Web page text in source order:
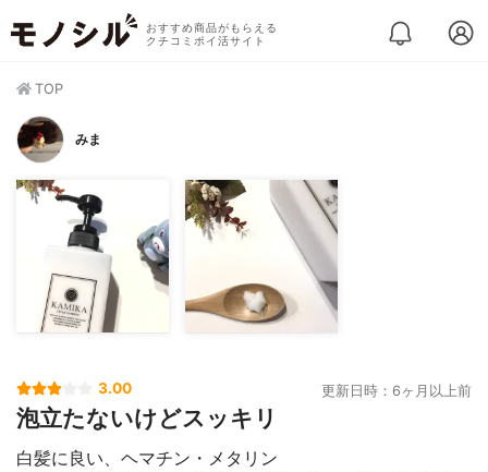
おすすめ商品がもらえる
クチコミポイ活サイト
TOP
みま
3.00 更新日時：6ヶ月以上前
泡立たないけどスッキリ
白髪に良い、ヘマチン・メタリン